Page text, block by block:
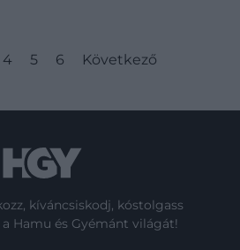
4 5 6 Következő
kíváncsiskodj, kóstolgass
Hamu és Gyémánt világát!